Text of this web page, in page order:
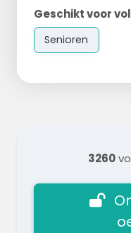
Geschikt voor
Senioren
3260